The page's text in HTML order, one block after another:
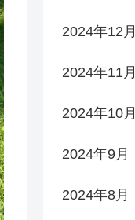
2024年12月
2024年11月
2024年10月
2024年9月
2024年8月